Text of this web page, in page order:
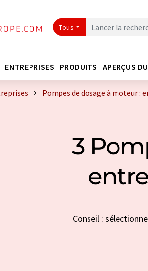
Tous
ENTREPRISES PRODUITS APERÇUS
Pompes de dosage à moteur :
3
Conseil :